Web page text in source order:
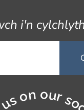
i'n